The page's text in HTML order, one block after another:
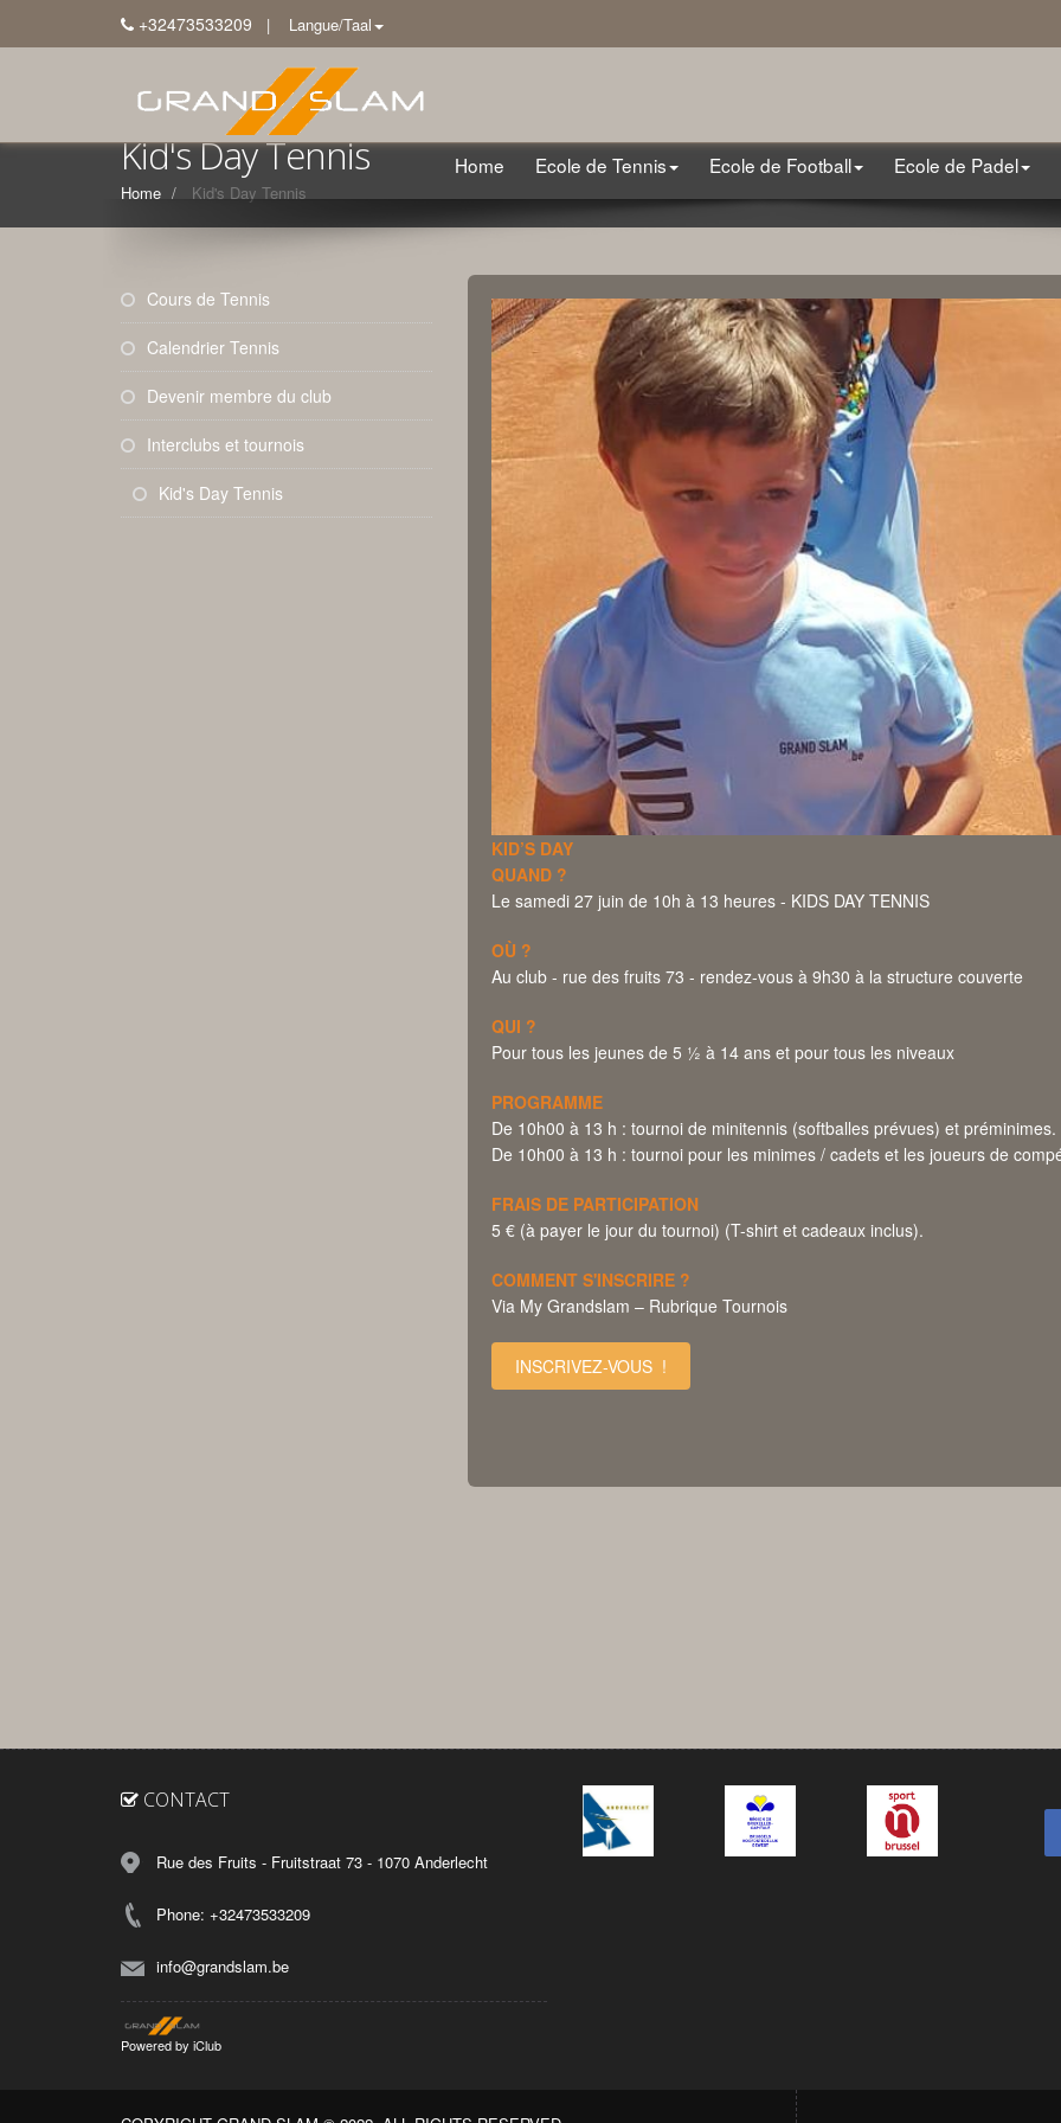
+32473533209 | Langue/Taal
Home Ecole de Tennis Ecole de Football Ecole de Padel
Kid's Day Tennis
Home Kid's Day Tennis
Cours de Tennis
Calendrier Tennis
Devenir membre du club
Interclubs et tournois
Kid's Day Tennis
KID’S DAY
QUAND ?
Le samedi 27 juin de 10h à 13 heures - KIDS DAY TENNIS
OÙ ?
Au club - rue des fruits 73 - rendez-vous à 9h30 à la structure couverte
QUI ?
Pour tous les jeunes de 5 ½ à 14 ans et pour tous les niveaux
PROGRAMME
De 10h00 à 13 h : tournoi de minitennis (softballes prévues) et préminimes.
De 10h00 à 13 h : tournoi pour les minimes / cadets et les joueurs de
FRAIS DE PARTICIPATION
5 € (à payer le jour du tournoi) (T-shirt et cadeaux inclus).
COMMENT S'INSCRIRE ?
Via My Grandslam – Rubrique Tournois
INSCRIVEZ-VOUS !
CONTACT
Rue des Fruits - Fruitstraat 73 - 1070 Anderlecht
Phone: +32473533209
info@grandslam.be
Powered by iClub